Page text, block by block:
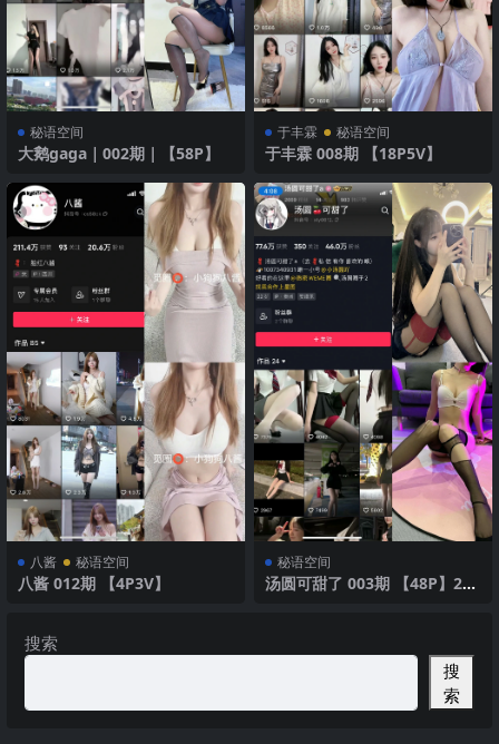
秘语空间
大鹅gaga｜002期｜【58P】
​于丰霖 秘语空间
于丰霖 008期 【18P5V】
八酱 秘语空间
八酱 012期 【4P3V】
秘语空间
汤圆可甜了 003期 【48P】202
搜索
搜
索